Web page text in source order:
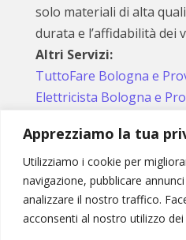
Apprezziamo la tua
Utilizziamo i cookie per
navigazione, pubblicare
analizzare il nostro traffico.
acconsenti al nostro utilizzo dei
solo materiali di alta
durata e l’affidabilità dei
Altri Servizi:
TuttoFare Bologna e
Elettricista Bologna e
Seguici sui social